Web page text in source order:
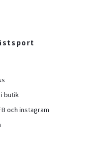
butik
och instagram